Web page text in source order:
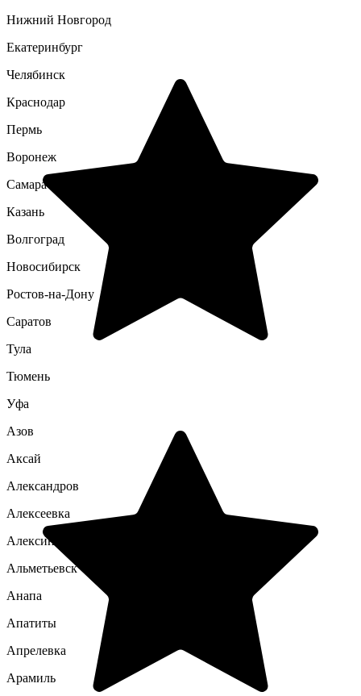
Нижний Новгород
Екатеринбург
Челябинск
Краснодар
Пермь
Воронеж
Самара
Казань
Волгоград
Новосибирск
Ростов-на-Дону
Саратов
Тула
Тюмень
Уфа
Азов
Аксай
Александров
Алексеевка
Алексин
Альметьевск
Анапа
Апатиты
Апрелевка
Арамиль